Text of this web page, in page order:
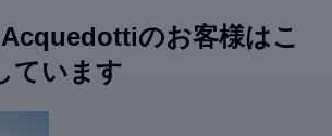
のお客様はこ
ています